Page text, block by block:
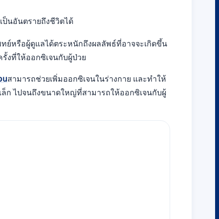
ป็นอันตรายถึงชีวิตได้
ย์หรือผู้ดูแลได้ตระหนักถึงผลลัพธ์ที่อาจจะเกิดขึ้น
งที่ให้ออกซิเจนกับผู้ป่วย
นสามารถช่วยเพิ่มออกซิเจนในร่างกาย และทำให้
ก ไปจนถึงขนาดใหญ่ที่สามารถให้ออกซิเจนกับผู้